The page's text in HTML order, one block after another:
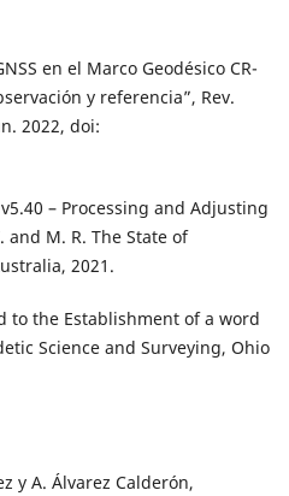
en el Marco Geodésico CR-
y referencia”, Rev.
2022, doi:
– Processing and Adjusting
and M. R. The State of
2021.
to the Establishment of a word
Science and Surveying, Ohio
y A. Álvarez Calderón,